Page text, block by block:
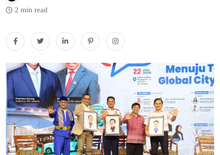
2 min read